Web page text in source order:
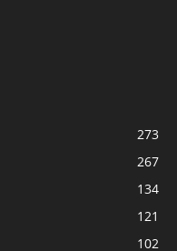
273
267
134
121
102